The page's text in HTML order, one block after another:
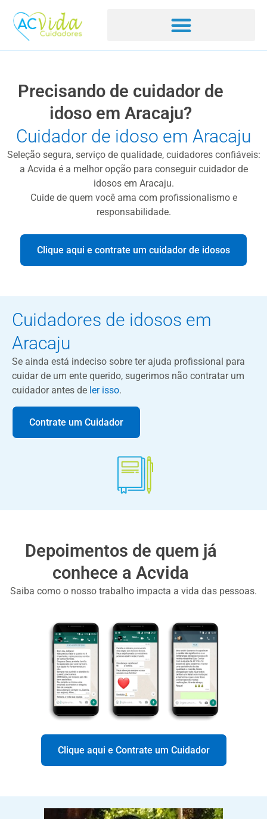
Precisando de cuidador de
idoso em Aracaju?
Cuidador de idoso em Aracaju
Seleção segura, serviço de qualidade, cuidadores confiáveis:
a Acvida é a melhor opção para conseguir cuidador de
idosos em Aracaju.
Cuide de quem você ama com profissionalismo e
responsabilidade.
Clique aqui e contrate um cuidador de idosos
Cuidadores de idosos em
Aracaju
Se ainda está indeciso sobre ter ajuda profissional para
cuidar de um ente querido, sugerimos não contratar um
cuidador antes de ler isso.
Contrate um Cuidador
Depoimentos de quem já
conhece a Acvida
Saiba como o nosso trabalho impacta a vida das pessoas.
Clique aqui e Contrate um Cuidador